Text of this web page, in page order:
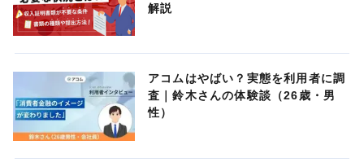
解説
アコムはやばい？実態を利用者に調
査｜鈴木さんの体験談（26歳・男
性）